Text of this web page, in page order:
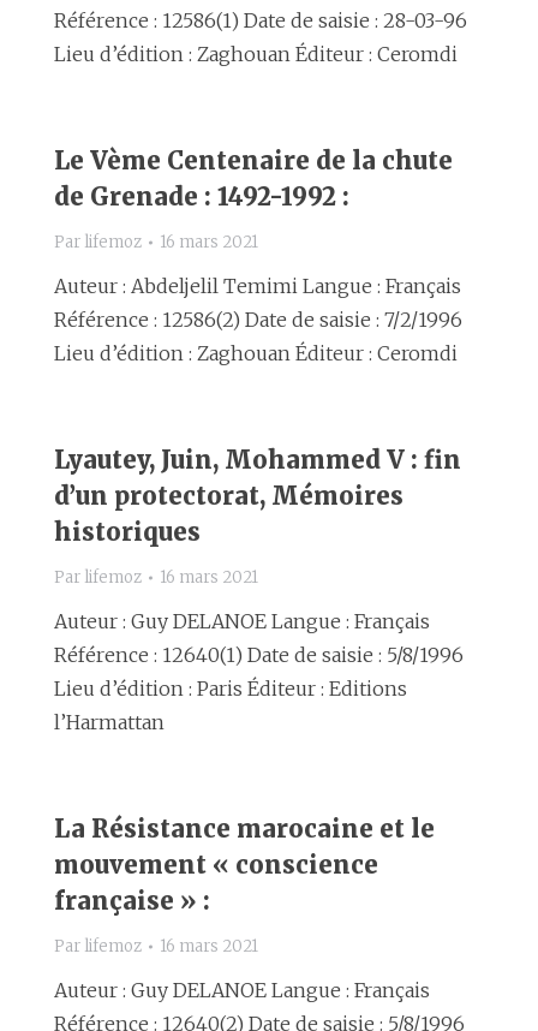
Référence : 12586(1) Date de saisie : 28-03-96
Lieu d’édition : Zaghouan Éditeur : Ceromdi
Le Vème Centenaire de la chute
de Grenade : 1492-1992 :
Par lifemoz 16 mars 2021
Auteur : Abdeljelil Temimi Langue : Français
Référence : 12586(2) Date de saisie : 7/2/1996
Lieu d’édition : Zaghouan Éditeur : Ceromdi
Lyautey, Juin, Mohammed V : fin
d’un protectorat, Mémoires
historiques
Par lifemoz 16 mars 2021
Auteur : Guy DELANOE Langue : Français
Référence : 12640(1) Date de saisie : 5/8/1996
Lieu d’édition : Paris Éditeur : Editions
l’Harmattan
La Résistance marocaine et le
mouvement « conscience
française » :
Par lifemoz 16 mars 2021
Auteur : Guy DELANOE Langue : Français
Référence : 12640(2) Date de saisie : 5/8/1996